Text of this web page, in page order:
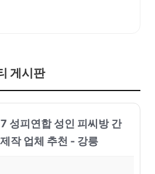
게시판
성피연합 성인 피씨방 간
작 업체 추천 - 강릉